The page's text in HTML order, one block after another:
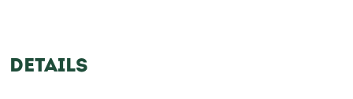
DETAILS